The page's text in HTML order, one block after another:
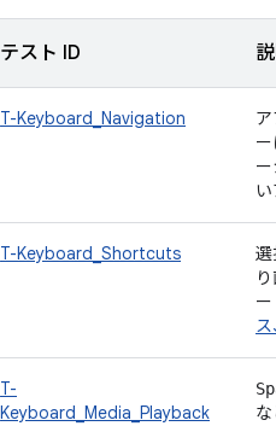
テスト ID
T-Keyboard_Navigation
T-Keyboard_Shortcuts
選
T-
Keyboard_Media_Playback